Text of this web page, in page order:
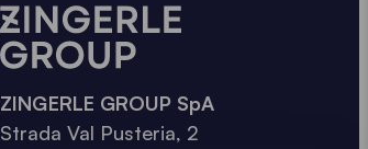
ZINGERLE GROUP SpA
Strada Val Pusteria, 2